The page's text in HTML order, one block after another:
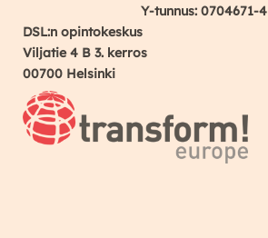
Y-tunnus: 0704671-4
DSL:n opintokeskus
Viljatie 4 B 3. kerros
00700 Helsinki